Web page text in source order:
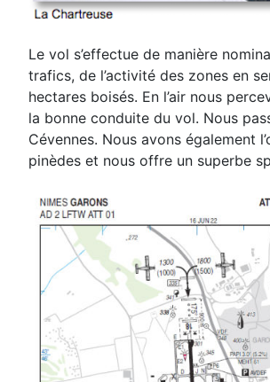
Le vol s’effectue de manière
trafics, de l’activité des zones en
hectares boisés. En l’air nous
la bonne conduite du vol. Nous
Cévennes. Nous avons également
pinèdes et nous offre un superbe